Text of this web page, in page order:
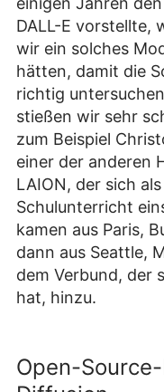
DALL-E vorstellte,
wir ein solches
hätten, damit die
richtig
stießen wir sehr
zum Beispiel
einer der anderen
LAION, der sich
Schulunterricht
kamen aus Paris,
dann aus Seattle,
dem Verbund, der
hat, hinzu.
Open-